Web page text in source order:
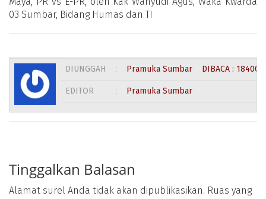
03 Sumbar, Bidang Humas dan TI
DIUNGGAH : Pramuka Sumbar DIBACA : 18400
EDITOR : Pramuka Sumbar
Tinggalkan Balasan
Alamat surel Anda tidak akan dipublikasikan. Ruas yang